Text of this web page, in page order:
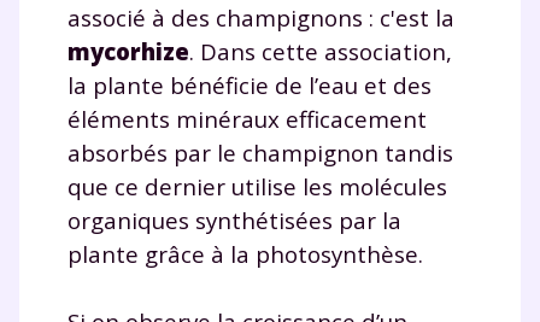
associé à des champignons : c'est la
mycorhize. Dans cette association,
la plante bénéficie de l’eau et des
éléments minéraux efficacement
absorbés par le champignon tandis
que ce dernier utilise les molécules
organiques synthétisées par la
plante grâce à la photosynthèse.